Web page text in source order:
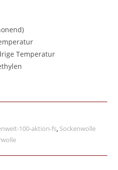
Temperatur
100-aktion-fs, Sockenwolle